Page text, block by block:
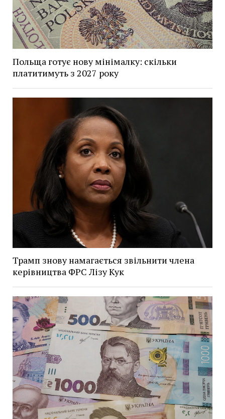
Польща готує нову мінімалку: скільки
платитимуть з 2027 року
Трамп знову намагається звільнити члена
керівництва ФРС Лізу Кук